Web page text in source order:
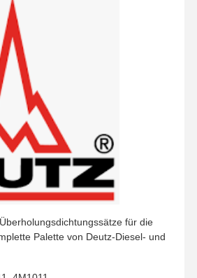
für die
Palette von Deutz-Diesel- und